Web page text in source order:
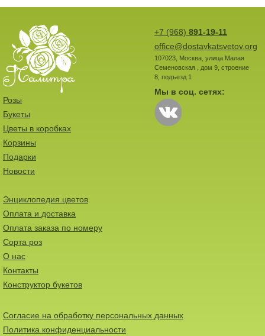
+7 (968) 891-19-11
office@dostavkatsvetov.org
107023, Москва, улица Малая
Семеновская , дом 9, строение
8, подъезд 1
Мы в соц. сетях:
Розы
Букеты
Цветы в коробках
Корзины
Подарки
Новости
Энциклопедия цветов
Оплата и доставка
Оплата заказа по номеру
Сорта роз
О нас
Контакты
Конструктор букетов
Согласие на обработку персональных данных
Политика конфиденциальности